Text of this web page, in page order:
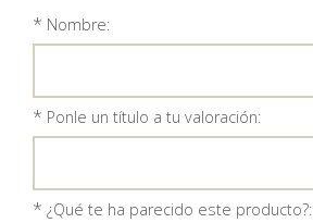
* Nombre:
* Ponle un título a tu valoración:
* ¿Qué te ha parecido este producto?: